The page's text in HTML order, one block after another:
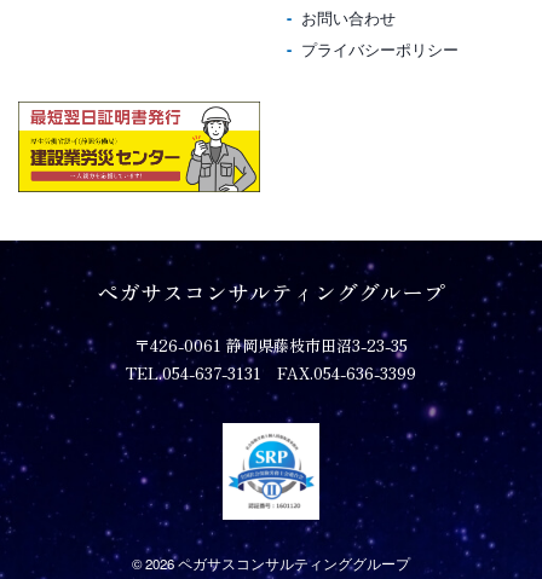
お問い合わせ
プライバシーポリシー
ペガサスコンサルティンググループ
〒426-0061 静岡県藤枝市田沼3-23-35
TEL.054-637-3131 FAX.054-636-3399
© 2026 ペガサスコンサルティンググループ